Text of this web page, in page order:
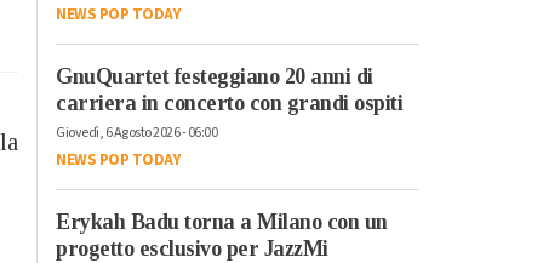
NEWS POP TODAY
GnuQuartet festeggiano 20 anni di
carriera in concerto con grandi ospiti
Giovedì, 6 Agosto 2026 - 06:00
NEWS POP TODAY
Erykah Badu torna a Milano con un
progetto esclusivo per JazzMi